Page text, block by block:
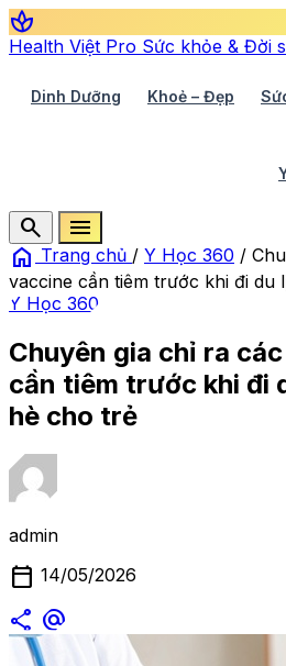
spa
Health Việt Pro Sức khỏe & Đời
Dinh Dưỡng Khoẻ – Đẹp
search
menu
home Trang chủ / Y Học 360 /
vaccine cần tiêm trước khi đi du
Y Học 360
Chuyên gia chỉ ra các
cần tiêm trước khi đi
hè cho trẻ
admin
calendar_today 14/05/2026
share alternate_email